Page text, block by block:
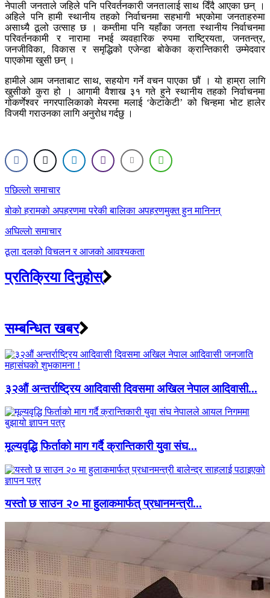
नेपाली जनताले जहिले पनि परिवर्तनकारी जनतालाई साथ दिँदै आएका छन् ।
अहिले पनि हामी स्थानीय तहको निर्वाचनमा सहभागी भएकोमा जनताहरुमा
असाध्यै ठूलो उत्साह छ । कम्तीमा पनि यहाँका जनता स्थानीय निर्वाचनमा
परिवर्तनकामी र नारामा नभई व्यवहारिक रुपमा राष्ट्रियता, जनतन्त्र,
जनजीविका, विकास र समृद्धिको एजेन्डा बोकेका क्रान्तिकारी उम्मेदवार
पाएकोमा खुसी छन् ।
हामीले आम जनताबाट साथ, सहयोग गर्ने वचन पाएका छौं । यो हाम्रा लागि
खुसीको कुरा हो । आगामी वैशाख ३१ गते हुने स्थानीय तहको निर्वाचनमा
गोकर्णेश्वर नगरपालिकाको मेयरमा मलाई ‘केटाकेटी’ को चिन्हमा भोट हालेर
विजयी गराउनका लागि अनुरोध गर्दछु ।
Post
navigation
पछिल्लाे समाचार
बोको हरामको अपहरणमा परेकी बालिका अपहरणमुक्त हुन मानिनन्
अघिल्लाे समाचार
ठूला दलको विचलन र आजको आवश्यकता
प्रतिक्रिया दिनुहोस्
सम्बन्धित खबर
३२औं अन्तर्राष्ट्रिय आदिवासी दिवसमा अखिल नेपाल आदिवासी...
मूल्यवृद्धि फिर्ताको माग गर्दै क्रान्तिकारी युवा संघ...
यस्तो छ साउन २० मा हुलाकमार्फत् प्रधानमन्त्री...